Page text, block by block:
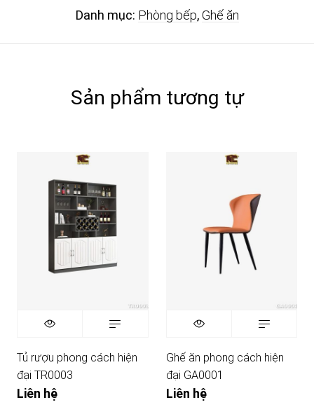
Danh mục: Phòng bếp,Ghế ăn
Sản phẩm tương tự
Tủ rượu phong cách hiện
đại TR0003
Liên hệ
Ghế ăn phong cách hiện
đại GA0001
Liên hệ